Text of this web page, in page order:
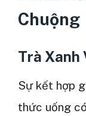
Chuộng
Trà Xanh
Sự kết hợp
thức uống